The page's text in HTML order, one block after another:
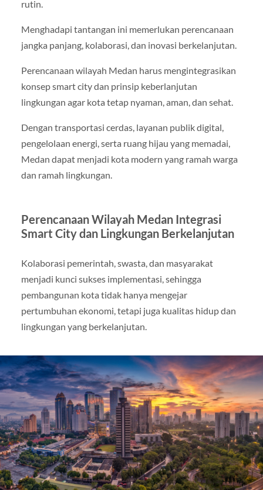
rutin.
Menghadapi tantangan ini memerlukan perencanaan
jangka panjang, kolaborasi, dan inovasi berkelanjutan.
Perencanaan wilayah Medan harus mengintegrasikan
konsep smart city dan prinsip keberlanjutan
lingkungan agar kota tetap nyaman, aman, dan sehat.
Dengan transportasi cerdas, layanan publik digital,
pengelolaan energi, serta ruang hijau yang memadai,
Medan dapat menjadi kota modern yang ramah warga
dan ramah lingkungan.
Perencanaan Wilayah Medan Integrasi
Smart City dan Lingkungan Berkelanjutan
Kolaborasi pemerintah, swasta, dan masyarakat
menjadi kunci sukses implementasi, sehingga
pembangunan kota tidak hanya mengejar
pertumbuhan ekonomi, tetapi juga kualitas hidup dan
lingkungan yang berkelanjutan.